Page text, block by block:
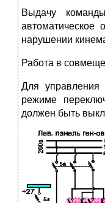
Выдачу
автоматическое
нарушении
Работа в
Для управления
режиме
должен быть